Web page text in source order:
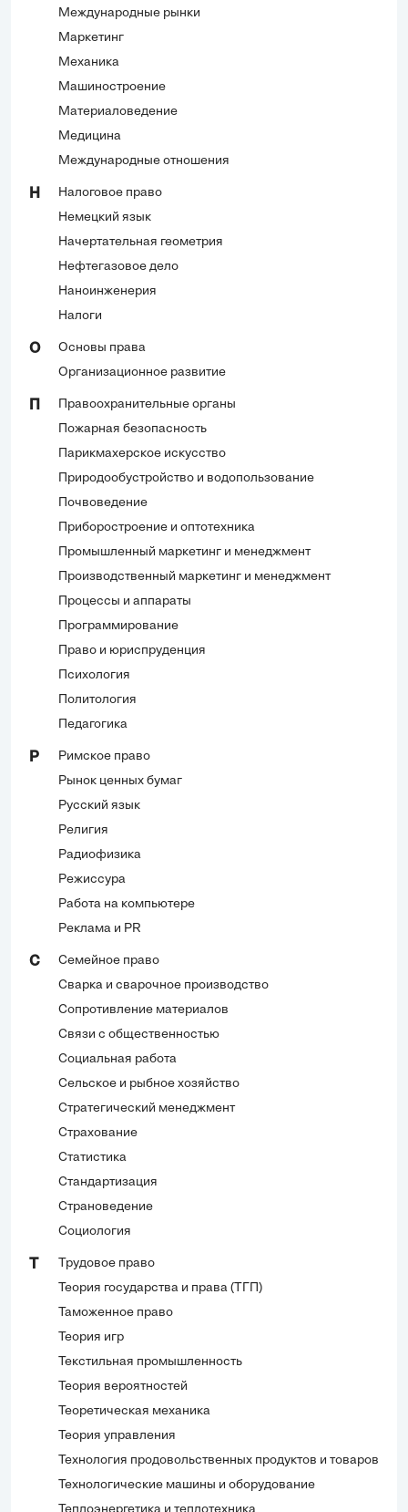
Международные рынки
Маркетинг
Механика
Машиностроение
Материаловедение
Медицина
Международные отношения
Н
Налоговое право
Немецкий язык
Начертательная геометрия
Нефтегазовое дело
Наноинженерия
Налоги
О
Основы права
Организационное развитие
Правоохранительные органы
Пожарная безопасность
Парикмахерское искусство
Природообустройство и водопользование
Почвоведение
Приборостроение и оптотехника
Промышленный маркетинг и менеджмент
Производственный маркетинг и менеджмент
Процессы и аппараты
Программирование
Право и юриспруденция
Психология
Политология
Педагогика
Р
Римское право
Рынок ценных бумаг
Русский язык
Религия
Радиофизика
Режиссура
Работа на компьютере
Реклама и PR
С
Семейное право
Сварка и сварочное производство
Сопротивление материалов
Связи с общественностью
Социальная работа
Сельское и рыбное хозяйство
Стратегический менеджмент
Страхование
Статистика
Стандартизация
Страноведение
Социология
Трудовое право
Теория государства и права (ТГП)
Таможенное право
Теория игр
Текстильная промышленность
Теория вероятностей
Теоретическая механика
Теория управления
Технология продовольственных продуктов и товаров
Технологические машины и оборудование